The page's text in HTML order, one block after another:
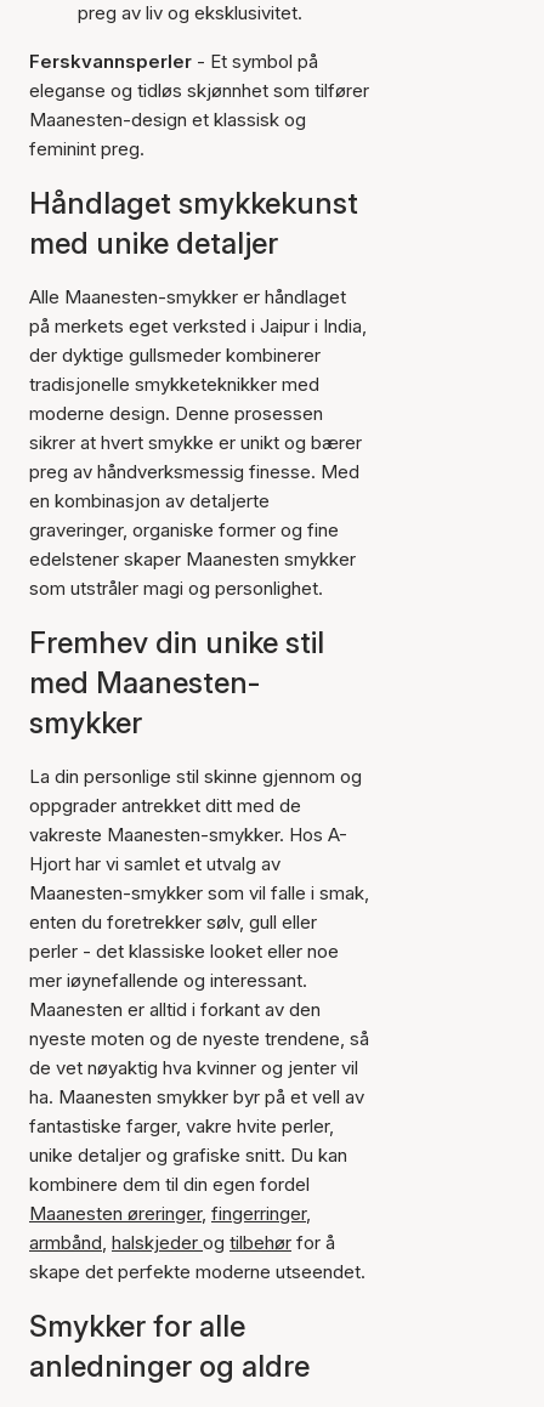
preg av liv og eksklusivitet.
Ferskvannsperler - Et symbol på
eleganse og tidløs skjønnhet som tilfører
Maanesten-design et klassisk og
feminint preg.
Håndlaget smykkekunst
med unike detaljer
Alle Maanesten-smykker er håndlaget
på merkets eget verksted i Jaipur i India,
der dyktige gullsmeder kombinerer
tradisjonelle smykketeknikker med
moderne design. Denne prosessen
sikrer at hvert smykke er unikt og bærer
preg av håndverksmessig finesse. Med
en kombinasjon av detaljerte
graveringer, organiske former og fine
edelstener skaper Maanesten smykker
som utstråler magi og personlighet.
Fremhev din unike stil
med Maanesten-
smykker
La din personlige stil skinne gjennom og
oppgrader antrekket ditt med de
vakreste Maanesten-smykker. Hos A-
Hjort har vi samlet et utvalg av
Maanesten-smykker som vil falle i smak,
enten du foretrekker sølv, gull eller
perler - det klassiske looket eller noe
mer iøynefallende og interessant.
Maanesten er alltid i forkant av den
nyeste moten og de nyeste trendene, så
de vet nøyaktig hva kvinner og jenter vil
ha. Maanesten smykker byr på et vell av
fantastiske farger, vakre hvite perler,
unike detaljer og grafiske snitt. Du kan
kombinere dem til din egen fordel
Maanesten øreringer, fingerringer,
armbånd, halskjeder og tilbehør for å
skape det perfekte moderne utseendet.
Smykker for alle
anledninger og aldre